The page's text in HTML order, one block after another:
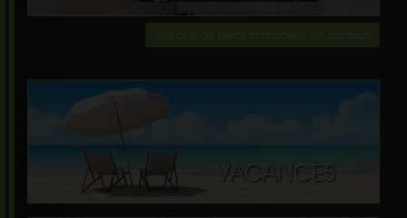
Voir plus de biens immobiliers en location
VACANCES